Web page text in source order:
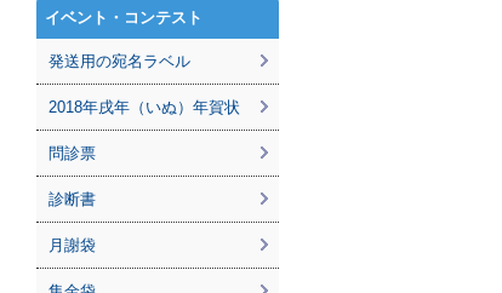
イベント・コンテスト
発送用の宛名ラベル
2018年戌年（いぬ）年賀状
問診票
診断書
月謝袋